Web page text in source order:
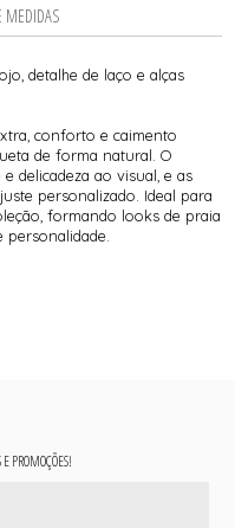
MEDIDAS
detalhe de laço e alças
conforto e caimento
de forma natural. O
delicadeza ao visual, e as
personalizado. Ideal para
formando looks de praia
PROMOÇÕES!